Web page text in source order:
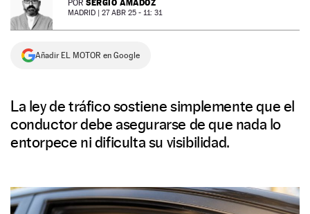
NEWSLETTER
SÍGUENOS
POR SERGIO AMADOZ
MADRID | 27 ABR 25 - 11: 31
Añadir EL MOTOR en Google
La ley de tráfico sostiene simplemente que el
conductor debe asegurarse de que nada lo
entorpece ni dificulta su visibilidad.